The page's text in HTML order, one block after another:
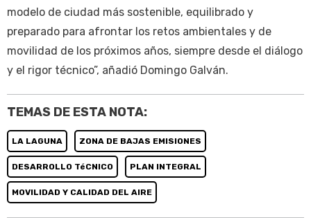
modelo de ciudad más sostenible, equilibrado y
preparado para afrontar los retos ambientales y de
movilidad de los próximos años, siempre desde el diálogo
y el rigor técnico”, añadió Domingo Galván.
TEMAS DE ESTA NOTA:
LA LAGUNA ZONA DE BAJAS EMISIONES
DESARROLLO TéCNICO PLAN INTEGRAL
MOVILIDAD Y CALIDAD DEL AIRE